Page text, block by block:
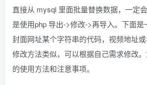
直接从 mysql 里面批量替换数据，一定
是使用php 导出->修改->再导入。下面
封面网址某个字符串的代码，视频地址
修改方法类似，可以根据自己需求修改
的使用方法和注意事项。